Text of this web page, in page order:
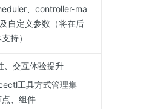
、controller-ma
自定义参数（将在后
持）
、交互体验提升
工具方式管理集
、组件